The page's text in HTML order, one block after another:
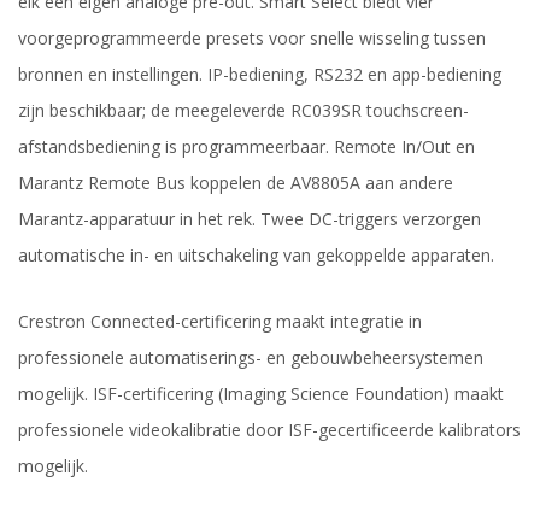
voorgeprogrammeerde presets voor snelle wisseling tussen
bronnen en instellingen. IP-bediening, RS232 en app-bediening
zijn beschikbaar; de meegeleverde RC039SR touchscreen-
afstandsbediening is programmeerbaar. Remote In/Out en
Marantz Remote Bus koppelen de AV8805A aan andere
Marantz-apparatuur in het rek. Twee DC-triggers verzorgen
automatische in- en uitschakeling van gekoppelde apparaten.
Crestron Connected-certificering maakt integratie in
professionele automatiserings- en gebouwbeheersystemen
mogelijk. ISF-certificering (Imaging Science Foundation) maakt
professionele videokalibratie door ISF-gecertificeerde kalibrators
mogelijk.